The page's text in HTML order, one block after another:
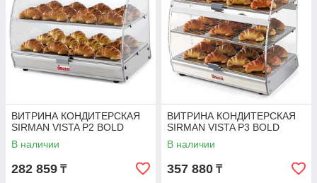
ВИТРИНА КОНДИТЕРСКАЯ
SIRMAN VISTA P2 BOLD
В наличии
282 859 ₸
ВИТРИНА КОНДИТЕРСКАЯ
SIRMAN VISTA P3 BOLD
В наличии
357 880 ₸